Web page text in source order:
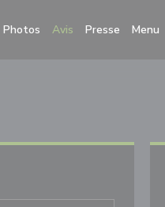
Photos Avis Presse Menu